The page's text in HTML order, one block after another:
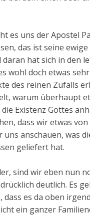
es uns der Apostel
das ist seine
hat sich in den
wohl doch etwas
des reinen Zufalls
warum überhaupt
Existenz Gottes
dass wir etwas
anschauen, was
geliefert hat.
sind wir eben nun
deutlich. Es
es da oben
ein ganzer